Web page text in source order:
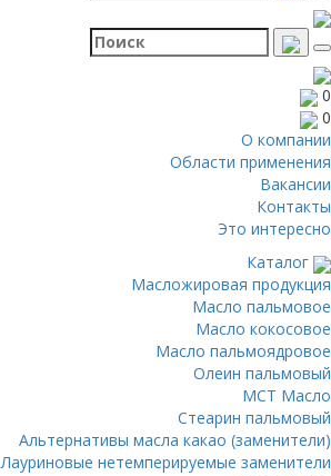
0
0
О компании
Области применения
Вакансии
Контакты
Это интересно
Каталог
Масложировая продукция
Масло пальмовое
Масло кокосовое
Масло пальмоядровое
Олеин пальмовый
МСТ Масло
Стеарин пальмовый
Альтернативы масла какао (заменители)
Лауриновые нетемперируемые заменители